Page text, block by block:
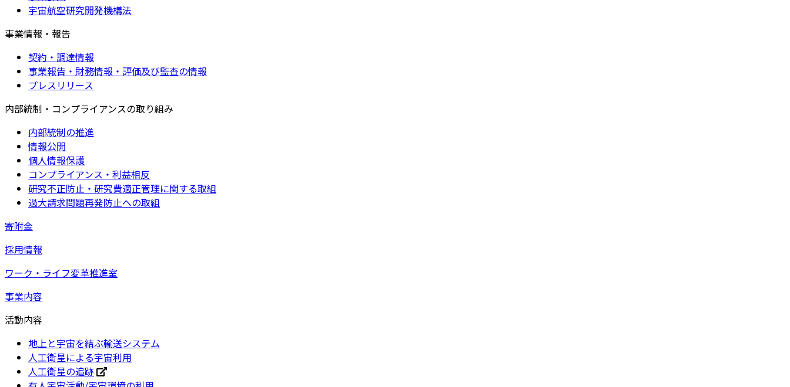
宇宙航空研究開発機構法
事業情報・報告
契約・調達情報
事業報告・財務情報・評価及び監査の情報
プレスリリース
内部統制・コンプライアンスの取り組み
内部統制の推進
情報公開
個人情報保護
コンプライアンス・利益相反
研究不正防止・研究費適正管理に関する取組
過大請求問題再発防止への取組
寄附金
採用情報
ワーク・ライフ変革推進室
事業内容
活動内容
地上と宇宙を結ぶ輸送システム
人工衛星による宇宙利用
人工衛星の追跡